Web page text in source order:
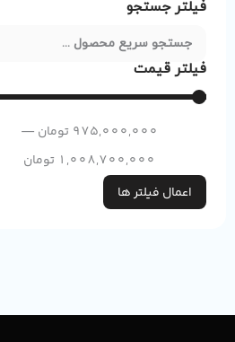
فیلتر جستجو
فیلتر قیمت
975,000,000 تومان —
1,008,700,000 تومان
اعمال فیلتر ها